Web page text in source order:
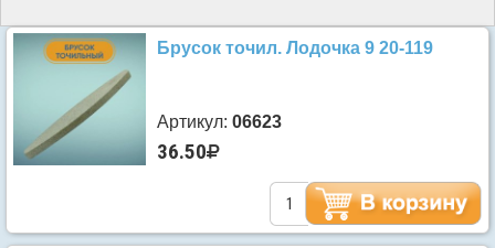
Брусок точил. Лодочка 9 20-119
Артикул: 06623
36.50